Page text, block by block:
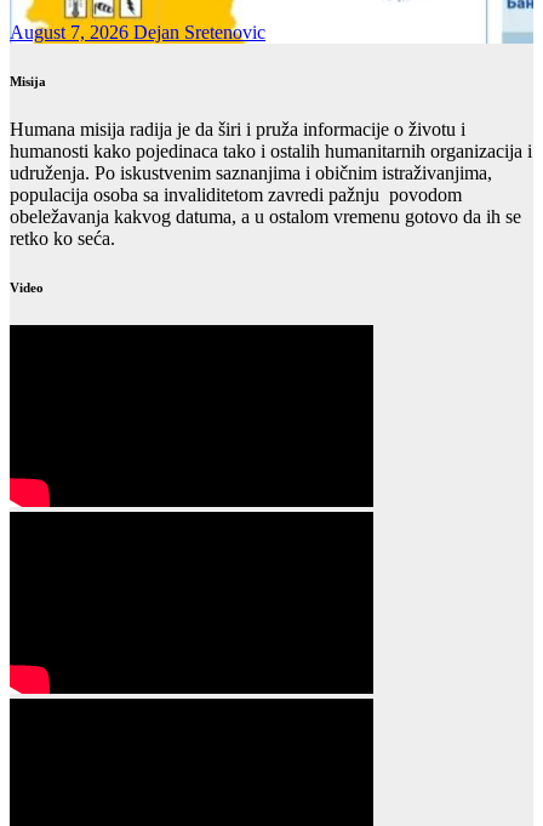
August 7, 2026 Dejan Sretenovic
Misija
Humana misija radija je da širi i pruža informacije o životu i
humanosti kako pojedinaca tako i ostalih humanitarnih organizacija i
udruženja. Po iskustvenim saznanjima i običnim istraživanjima,
populacija osoba sa invaliditetom zavredi pažnju povodom
obeležavanja kakvog datuma, a u ostalom vremenu gotovo da ih se
retko ko seća.
Video